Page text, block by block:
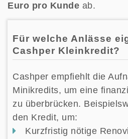
Euro pro Kunde ab.
Für welche Anlässe
Cashper Kleinkredit?
Cashper empfiehlt die
Minikredits, um eine
zu überbrücken.
den Kredit, um:
Kurzfristig nötige